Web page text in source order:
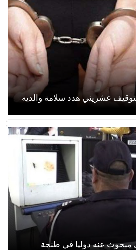
عشريني هدد سلامة والديه
عنه دوليا في طنجة